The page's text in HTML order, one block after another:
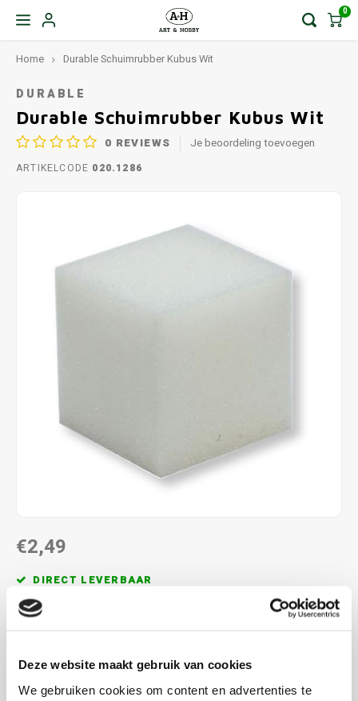
Deze website maakt gebruik van cookies
We gebruiken cookies om content en advertenties te
0
Home Durable Schuimrubber Kubus Wit
DURABLE
Durable Schuimrubber Kubus Wit
0 REVIEWS Je beoordeling toevoegen
ARTIKELCODE 020.1286
€2,49
DIRECT LEVERBAAR
100% polyether , maak een keuze uit de verschillende